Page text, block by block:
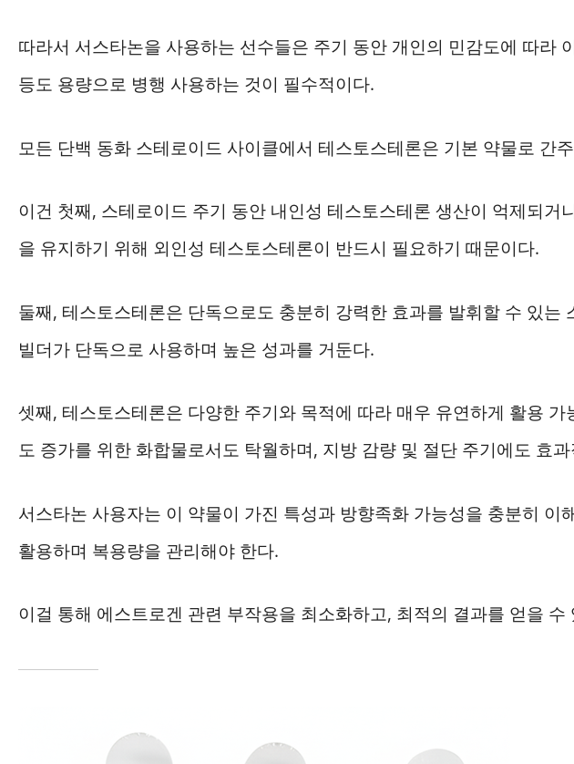
따라서 서스타논을 사용하는 선수들은 주기 동안 개인의 민감도에 따라
등도 용량으로 병행 사용하는 것이 필수적이다.
모든 단백 동화 스테로이드 사이클에서 테스토스테론은 기본 약물로 간
이건 첫째, 스테로이드 주기 동안 내인성 테스토스테론 생산이 억제되거
을 유지하기 위해 외인성 테스토스테론이 반드시 필요하기 때문이다.
둘째, 테스토스테론은 단독으로도 충분히 강력한 효과를 발휘할 수 있는
빌더가 단독으로 사용하며 높은 성과를 거둔다.
셋째, 테스토스테론은 다양한 주기와 목적에 따라 매우 유연하게 활용
도 증가를 위한 화합물로서도 탁월하며, 지방 감량 및 절단 주기에도 효
서스타논 사용자는 이 약물이 가진 특성과 방향족화 가능성을 충분히 이
활용하며 복용량을 관리해야 한다.
이걸 통해 에스트로겐 관련 부작용을 최소화하고, 최적의 결과를 얻을 수